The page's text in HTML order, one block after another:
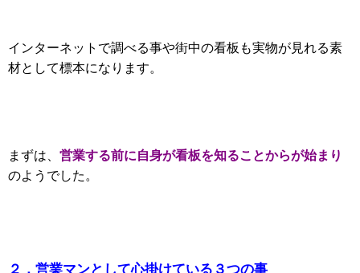
インターネットで調べる事や街中の看板も実物が見れる素
材として標本になります。
まずは、 営業する前に自身が看板を知ることからが始まり
のようでした。
２．営業マンとして心掛けている３つの事